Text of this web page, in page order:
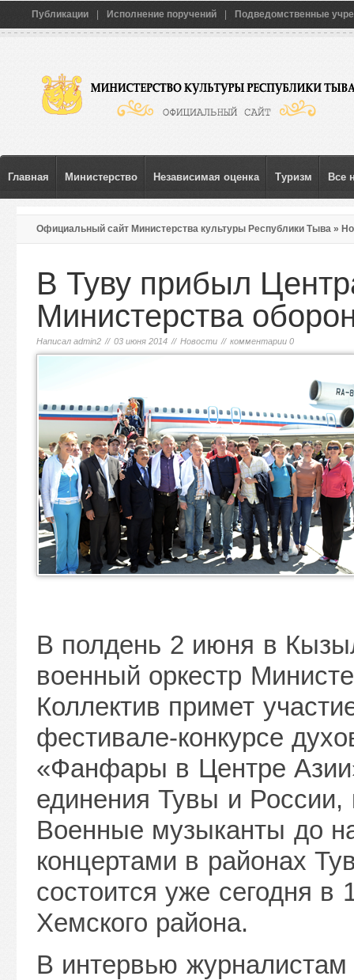
Публикации Исполнение поручений Подведомственные
Главная Министерство Независимая оценка Туризм Все
Официальный сайт Министерства культуры Республики Тыва »
В Туву прибыл
Министерства
Написал admin2 // 03 июня 2014 // Новости // комментарии 0
В полдень 2 июня в
военный оркестр
Коллектив примет
фестивале-конкурсе
«Фанфары в Центре
единения Тувы и России,
Военные музыканты до
концертами в районах
состоится уже сегодня
Хемского района.
В интервью